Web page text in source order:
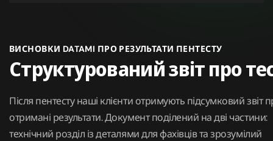
ВИСНОВКИ DATAMI ПРО РЕЗУЛЬТАТИ ПЕНТЕСТУ
Структурований звіт про
Після пентесту наші клієнти отримують підсумковий звіт
отримані результати. Документ поділений на дві частини:
технічний розділ із деталями для фахівців та зрозумілий